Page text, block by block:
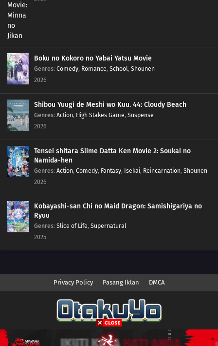
Boku no Kokoro no Yabai Yatsu Movie
Genres: Comedy, Romance, School, Shounen
2026
Shibou Yuugi de Meshi wo Kuu. 44: Cloudy Beach
Genres: Action, High Stakes Game, Suspense
2026
Tensei shitara Slime Datta Ken Movie 2: Soukai no
Namida-hen
Genres: Action, Comedy, Fantasy, Isekai, Reincarnation, Shounen
2026
Kobayashi-san Chi no Maid Dragon: Samishigariya no
Ryuu
Genres: Slice of Life, Supernatural
2025
Privacy Policy Pasang Iklan DMCA
Copyright © 2026 Anime.Otakuyo. All Rights Reserved
Disclaimer: This siteAnime.Otakuyodoes not store any files on its server.